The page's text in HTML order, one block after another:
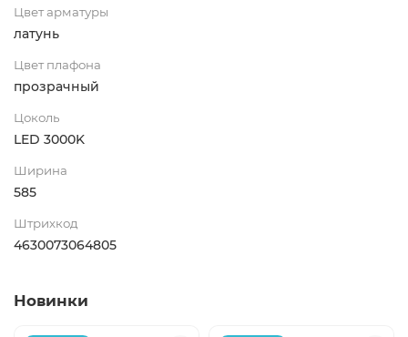
Цвет арматуры
латунь
Цвет плафона
прозрачный
Цоколь
LED 3000K
Ширина
585
Штрихкод
4630073064805
Новинки